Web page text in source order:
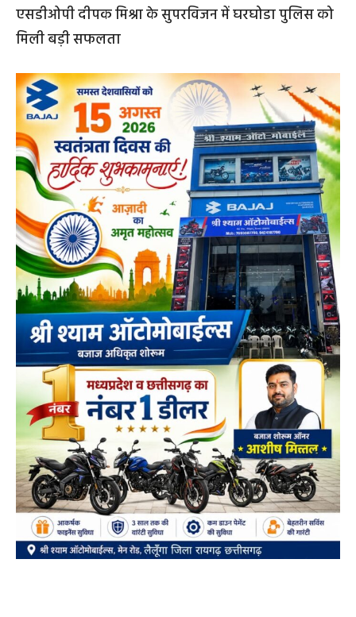
एसडीओपी दीपक मिश्रा के सुपरविजन में घरघोडा पुलिस को
मिली बड़ी सफलता